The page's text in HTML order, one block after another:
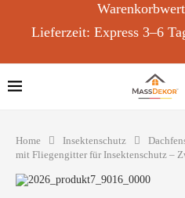
Lieferzeit: Express 3–6
Home Insektenschutz
mit Fliegengitter für Insektenschutz –